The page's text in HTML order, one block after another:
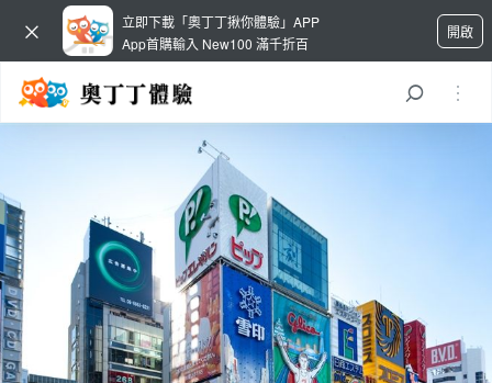
立即下載「奧丁丁揪你體驗」APP
App首購輸入 New100 滿千折百
開啟